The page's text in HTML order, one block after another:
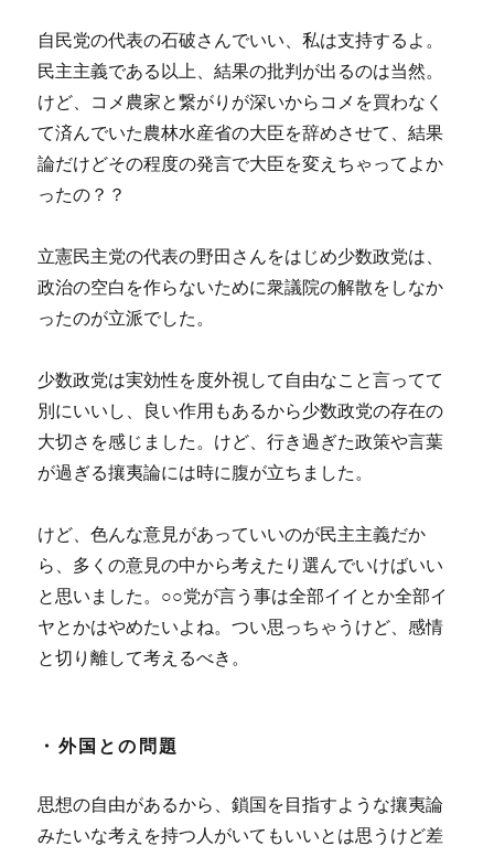
自民党の代表の石破さんでいい、私は支持するよ。
民主主義である以上、結果の批判が出るのは当然。
けど、コメ農家と繋がりが深いからコメを買わなく
て済んでいた農林水産省の大臣を辞めさせて、結果
論だけどその程度の発言で大臣を変えちゃってよか
ったの？？
立憲民主党の代表の野田さんをはじめ少数政党は、
政治の空白を作らないために衆議院の解散をしなか
ったのが立派でした。
少数政党は実効性を度外視して自由なこと言ってて
別にいいし、良い作用もあるから少数政党の存在の
大切さを感じました。けど、行き過ぎた政策や言葉
が過ぎる攘夷論には時に腹が立ちました。
けど、色んな意見があっていいのが民主主義だか
ら、多くの意見の中から考えたり選んでいけばいい
と思いました。○○党が言う事は全部イイとか全部イ
ヤとかはやめたいよね。つい思っちゃうけど、感情
と切り離して考えるべき。
・外国との問題
思想の自由があるから、鎖国を目指すような攘夷論
みたいな考えを持つ人がいてもいいとは思うけど差